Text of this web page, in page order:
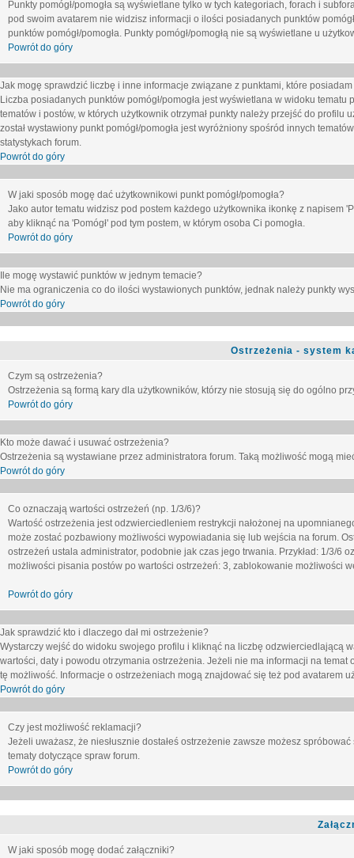
Punkty pomógł/pomogła są wyświetlane tylko w tych kategoriach, forach i
pod swoim avatarem nie widzisz informacji o ilości posiadanych punktów
punktów pomógł/pomogła. Punkty pomógł/pomogłą nie są wyświetlane u
Powrót do góry
Jak mogę sprawdzić liczbę i inne informacje związane z punktami, które
Liczba posiadanych punktów pomógł/pomogła jest wyświetlana w widoku
tematów i postów, w których użytkownik otrzymał punkty należy przejść do
został wystawiony punkt pomógł/pomogła jest wyróżniony spośród innych
statystykach forum.
Powrót do góry
W jaki sposób mogę dać użytkownikowi punkt pomógł/pomogła?
Jako autor tematu widzisz pod postem każdego użytkownika ikonkę z napisem
aby kliknąć na 'Pomógł' pod tym postem, w którym osoba Ci pomogła.
Powrót do góry
Ile mogę wystawić punktów w jednym temacie?
Nie ma ograniczenia co do ilości wystawionych punktów, jednak należy punkty
Powrót do góry
Ostrzeżenia - system
Czym są ostrzeżenia?
Ostrzeżenia są formą kary dla użytkowników, którzy nie stosują się do ogólno
Powrót do góry
Kto może dawać i usuwać ostrzeżenia?
Ostrzeżenia są wystawiane przez administratora forum. Taką możliwość mogą
Powrót do góry
Co oznaczają wartości ostrzeżeń (np. 1/3/6)?
Wartość ostrzeżenia jest odzwierciedleniem restrykcji nałożonej na
może zostać pozbawiony możliwości wypowiadania się lub wejścia na forum.
ostrzeżeń ustala administrator, podobnie jak czas jego trwania. Przykład: 1/3/6
możliwości pisania postów po wartości ostrzeżeń: 3, zablokowanie możliwości
Powrót do góry
Jak sprawdzić kto i dlaczego dał mi ostrzeżenie?
Wystarczy wejść do widoku swojego profilu i kliknąć na liczbę odzwierciedlającą
wartości, daty i powodu otrzymania ostrzeżenia. Jeżeli nie ma informacji na temat
tę możliwość. Informacje o ostrzeżeniach mogą znajdować się też pod avatarem
Powrót do góry
Czy jest możliwość reklamacji?
Jeżeli uważasz, że niesłusznie dostałeś ostrzeżenie zawsze możesz
tematy dotyczące spraw forum.
Powrót do góry
W jaki sposób mogę dodać załączniki?